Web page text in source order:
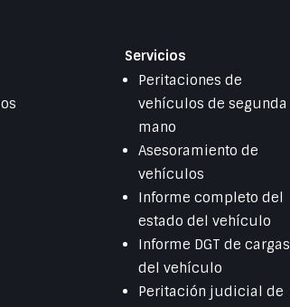
Servicios
Peritaciones de
vehículos de segunda
mano
Asesoramiento de
vehículos
Informe completo del
estado del vehículo
Informe DGT de cargas
del vehículo
Peritación judicial de